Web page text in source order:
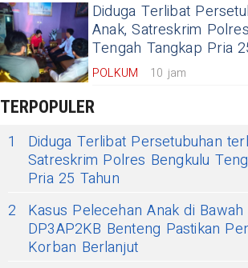
Diduga Terlibat
Anak, Satreskrim
Tengah Tangkap Pria
POLKUM 10 jam
TERPOPULER
1
Diduga Terlibat Persetubuhan
Satreskrim Polres Bengkulu
Pria 25 Tahun
2
Kasus Pelecehan Anak di Bawah
DP3AP2KB Benteng Pastikan
Korban Berlanjut